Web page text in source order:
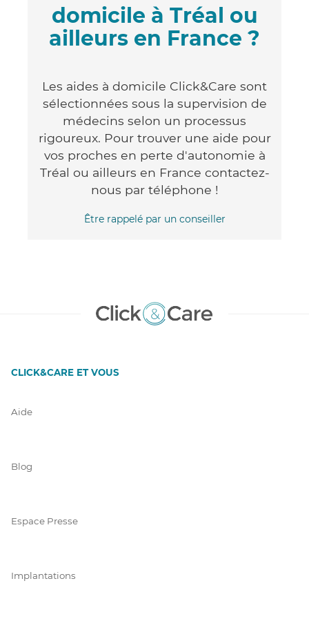
domicile à Tréal ou
ailleurs en France ?
Les aides à domicile Click&Care sont
sélectionnées sous la supervision de
médecins selon un processus
rigoureux. Pour trouver une aide pour
vos proches en perte d'autonomie à
Tréal ou ailleurs en France contactez-
nous par téléphone !
Être rappelé par un conseiller
CLICK&CARE ET VOUS
Aide
Blog
Espace Presse
Implantations